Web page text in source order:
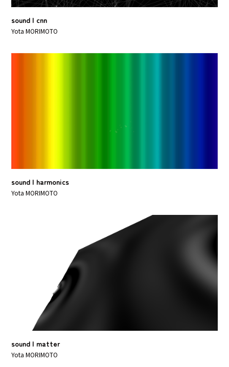
sound | cnn
Yota MORIMOTO
sound | harmonics
Yota MORIMOTO
sound | matter
Yota MORIMOTO